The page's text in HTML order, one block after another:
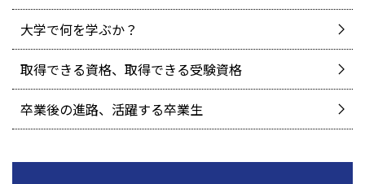
大学で何を学ぶか？
取得できる資格、取得できる受験資格
卒業後の進路、活躍する卒業生